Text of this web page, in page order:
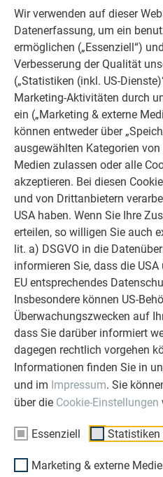
Wir verwenden auf dieser
Datenerfassung, um ein
ermöglichen („Essenziell“)
Verbesserung der Qualität
(„Statistiken (inkl. US-
Marketing-Aktivitäten durch
ein („Marketing & externe
können entweder über
ausgewählten Kategorien
Medien zulassen oder alle
akzeptieren. Bei diesen
und von Drittanbietern
USA haben. Wenn Sie Ihre
erteilen, so willigen Sie auch
lit. a) DSGVO in die
informieren Sie, dass die
EU entsprechendes
Insbesondere können US-
Überwachungszwecken auf
dass Sie darüber informiert
dagegen rechtlich vorgehen
Informationen finden Sie in
und im Impressum. Sie
über die Cookie-Einstellungen
Essenziell Statistiken
Marketing & externe
VALENTIN BRUNNTHALER
Simply Table